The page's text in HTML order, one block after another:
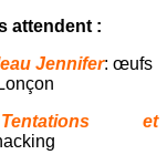
attendent :
Jennifer: œufs
Tentations et